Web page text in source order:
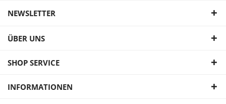
NEWSLETTER
ÜBER UNS
SHOP SERVICE
INFORMATIONEN